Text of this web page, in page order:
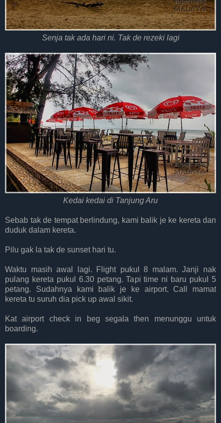
Senja tak ada hari ni. Tak de rezeki lagi
Kedai kedai di Tanjung Aru
Sebab tak de tempat berlindung, kami balik je ke kereta dan
duduk dalam kereta.
Pilu gak la tak de sunset hari tu.
Waktu masih awal lagi. Flight pukul 8 malam. Janji nak
pulang kereta pukul 6.30 petang. Tapi time ni baru pukul 5
petang. Sudahnya kami balik je ke airport. Call mamat
kereta tu suruh dia pick up awal sikit.
Kat airport check in beg segala then menunggu untuk
boarding.